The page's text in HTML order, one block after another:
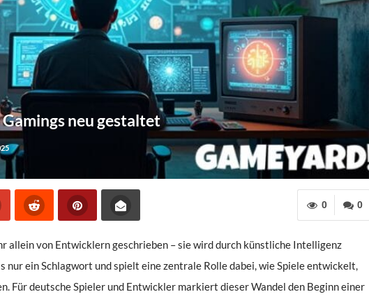
neu gestaltet
0
0
allein von Entwicklern geschrieben – sie wird durch künstliche Intelligenz
ein Schlagwort und spielt eine zentrale Rolle dabei, wie Spiele entwickelt,
Für deutsche Spieler und Entwickler markiert dieser Wandel den Beginn einer